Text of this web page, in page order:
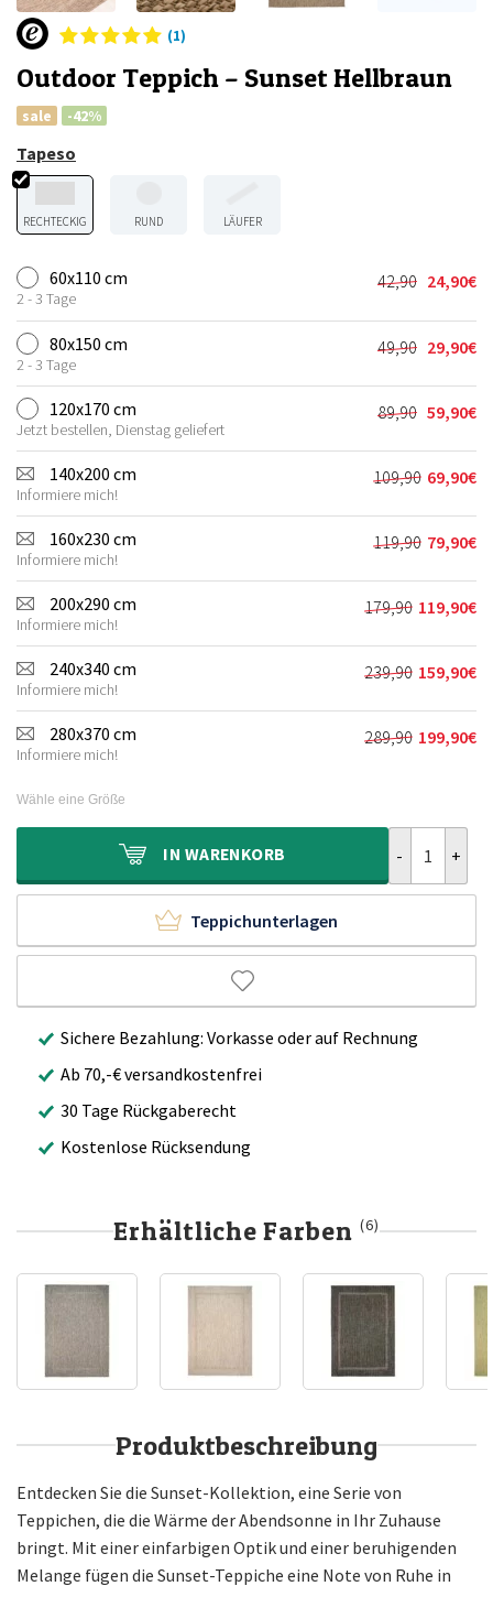
(1)
Outdoor Teppich – Sunset Hellbraun
sale -42%
Tapeso
RECHTECKIG RUND LÄUFER
60x110 cm
2 - 3 Tage
42,90
Preis
war:
42,90€
24,90€
Aktueller
Preis
ist:
24,90€.
80x150 cm
2 - 3 Tage
49,90
Preis
war:
49,90€
29,90€
Aktueller
Preis
ist:
29,90€.
120x170 cm
Jetzt bestellen, Dienstag geliefert
89,90
Preis
war:
89,90€
59,90€
Aktueller
Preis
ist:
59,90€.
140x200 cm
Informiere mich!
109,90
Preis
war:
109,90€
69,90€
Aktueller
Preis
ist:
69,90€.
160x230 cm
Informiere mich!
119,90
Preis
war:
119,90€
79,90€
Aktueller
Preis
ist:
79,90€.
200x290 cm
Informiere mich!
179,90
Preis
war:
179,90€
119,90€
Aktueller
Preis
ist:
119,90€.
240x340 cm
Informiere mich!
239,90
Preis
war:
239,90€
159,90€
Aktueller
Preis
ist:
159,90€.
280x370 cm
Informiere mich!
289,90 199,90€
Aktueller
Wähle eine Größe
IN WARENKORB
Teppichunterlagen
Sichere Bezahlung: Vorkasse oder auf Rechnung
Ab 70,-€ versandkostenfrei
30 Tage Rückgaberecht
Kostenlose Rücksendung
Erhältliche Farben(6)
Produktbeschreibung
Entdecken Sie die Sunset-Kollektion, eine Serie von
Teppichen, die die Wärme der Abendsonne in Ihr Zuhause
bringt. Mit einer einfarbigen Optik und einer beruhigenden
Melange fügen die Sunset-Teppiche eine Note von Ruhe in